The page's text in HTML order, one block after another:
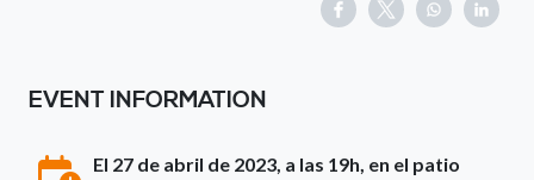
EVENT INFORMATION
El 27 de abril de 2023, a las 19h, en el patio